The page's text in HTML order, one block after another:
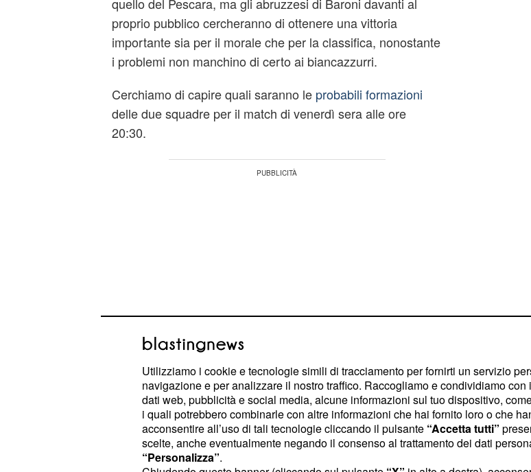
proprio pubblico cercheranno di ottenere una vittoria
importante sia per il morale che per la classifica, nonostante
i problemi non manchino di certo ai biancazzurri.
Cerchiamo di capire quali saranno le probabili formazioni
delle due squadre per il match di venerdì sera alle ore
20:30.
Il Pescara ha diverse assenze e il tecnicoBaronigiocherà
con un classico 4-4-2 che prevede Aresti tra i pali, Cosic e
Grillo sulle corsie esterne con Pesoli e Salamon al centro
della difesa. A centrocampo Zampano e Politano saranno i
Utilizziamo i cookie e tecnologie simili di tracciamento per fornirti un servizio
navigazione e per analizzare il nostro traffico. Raccogliamo e condividiamo con
dati web, pubblicità e social media, alcune informazioni sul tuo dispositivo,
i quali potrebbero combinarle con altre informazioni che hai fornito loro o che
acconsentire all’uso di tali tecnologie cliccando il pulsante “Accetta tutti”
scelte, anche eventualmente negando il consenso al trattamento dei dati
“Personalizza”.